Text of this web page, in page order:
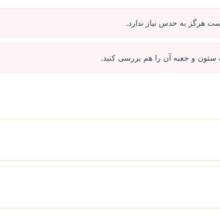
هرگز به حدس نیاز ندارد.
و جعبه آن را هم بررسی کنید.